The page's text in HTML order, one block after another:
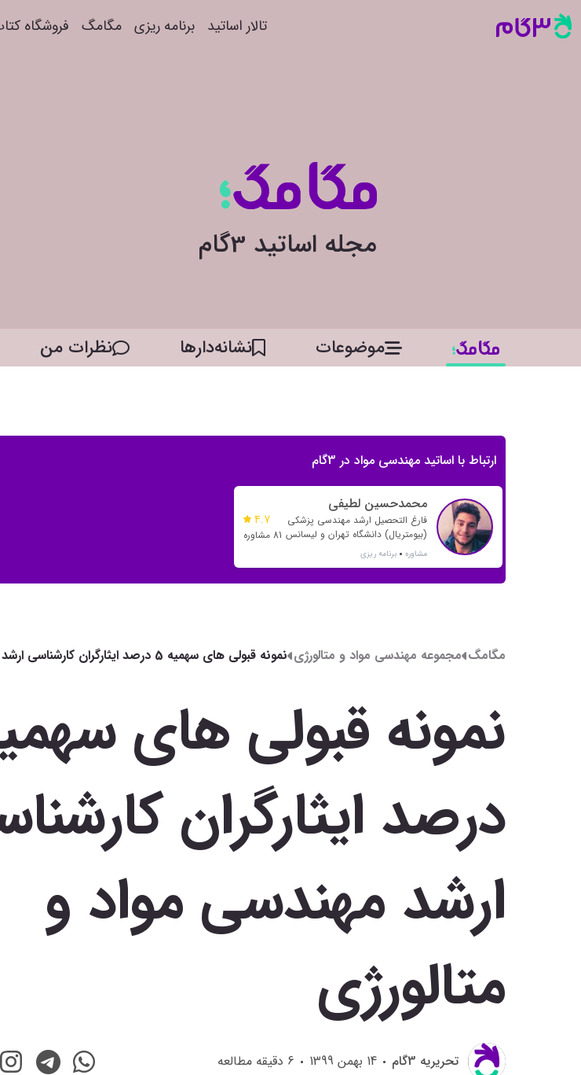
تالار اساتید برنامه ریزی مگامگ فروشگاه
مجله اساتید 3گام
موضوعات نشانه‌دار‌ها نظرات من
ارتباط با اساتید مهندسی مواد در 3گام
محمدحسین لطیفی
فارغ التحصیل ارشد مهندسی پزشکی
(بیومتریال) دانشگاه تهران و لیسانس
مهندسی پلیمر دانشگاه صنعتی
امیرکبیر
مشاوره برنامه ریزی
4.7
81 مشاوره
مگامگ مجموعه مهندسی مواد و متالورژی
نمونه قبولی های سهمیه 5 درصد ایثارگران
درصد ایثارگران
ارشد مهندسی مواد و
متالورژی
تحريريه 3گام 14 بهمن 1399 6 دقیقه مطالعه